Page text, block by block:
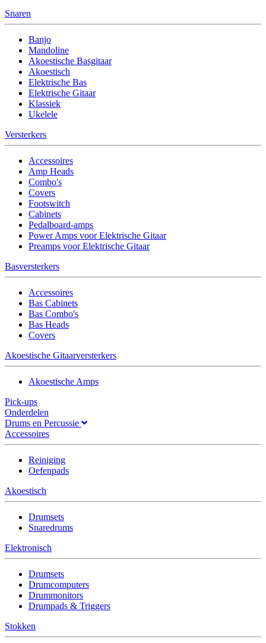
Snaren
Banjo
Mandoline
Akoestische Basgitaar
Akoestisch
Elektrische Bas
Elektrische Gitaar
Klassiek
Ukelele
Versterkers
Accessoires
Amp Heads
Combo's
Covers
Footswitch
Cabinets
Pedalboard-amps
Power Amps voor Elektrische Gitaar
Preamps voor Elektrische Gitaar
Basversterkers
Accessoires
Bas Cabinets
Bas Combo's
Bas Heads
Covers
Akoestische Gitaarversterkers
Akoestische Amps
Pick-ups
Onderdelen
Drums en Percussie
Accessoires
Reiniging
Oefenpads
Akoestisch
Drumsets
Snaredrums
Elektronisch
Drumsets
Drumcomputers
Drummonitors
Drumpads & Triggers
Stokken